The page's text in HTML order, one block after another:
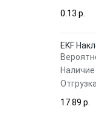
0.13 p.
EKF
Наличие
Отгрузка
17.89 p.